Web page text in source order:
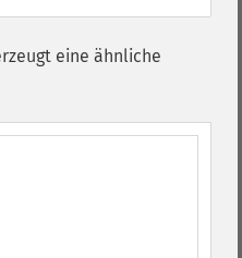
eine ähnliche